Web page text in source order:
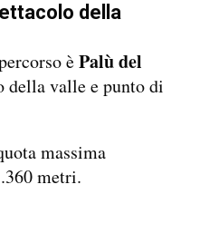
della
èPalù del
della valle e punto di
massima
metri.